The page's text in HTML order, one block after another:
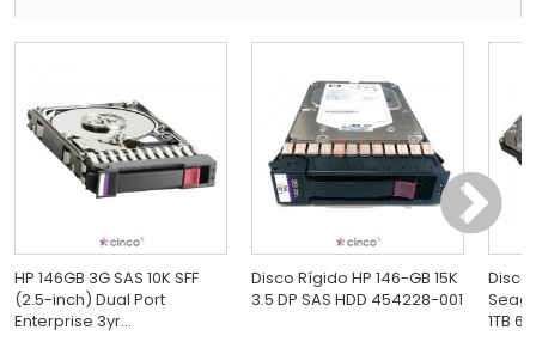
HP 146GB 3G SAS 10K SFF
(2.5-inch) Dual Port
Enterprise 3yr...
Disco Rígido HP 146-GB 15K
3.5 DP SAS HDD 454228-001
Disco
1TB